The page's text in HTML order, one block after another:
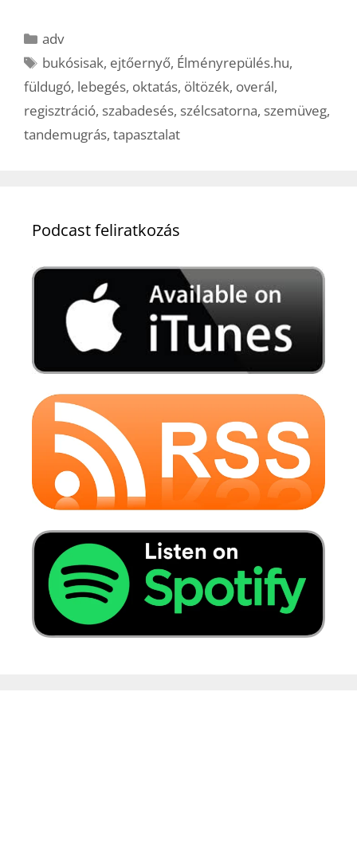
Kategória
adv
Címkék
bukósisak, ejtőernyő, Élményrepülés.hu,
füldugó, lebegés, oktatás, öltözék, overál,
regisztráció, szabadesés, szélcsatorna, szemüveg,
tandemugrás, tapasztalat
Podcast feliratkozás